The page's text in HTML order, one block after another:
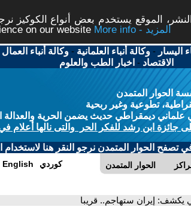
الموقع يستخدم بعض أنواع الكوكيز
on our website
More info - المزيد
اليسار -وكالة أنباء العلمانية -وكالة أنباء العمال
الاقتصاد - اخبار الطب والعلوم
الحوار المتمدن
تطوعية وغير ربحية
ديمقراطي حديث يضمن الحرية والعدالة
جائزة ابن رشد للفكر الحر والتى نالها أعلام
تصفح الحوار المتمدن نرجو النقر هنا لاستخدام
الحوار المتمدن English كوردي
إيران ستهاجم.. قريبا